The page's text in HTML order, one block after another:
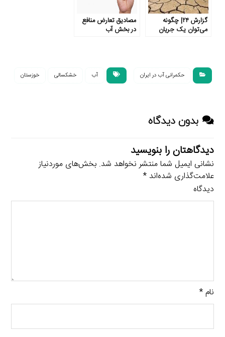
گزارش ۲۴| چگونه
می‌توان یک جریان
مصادیق تعارض منافع
در بخش آب
حکمرانی آب در ایران آب خشکسالی خوزستان
بدون دیدگاه
دیدگاهتان را بنویسید
نشانی ایمیل شما منتشر نخواهد شد. بخش‌های موردنیاز
علامت‌گذاری شده‌اند*
دیدگاه
نام*